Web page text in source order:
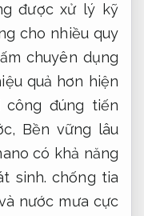
được xử lý kỹ
cho nhiều quy
chuyên dụng
quả hơn hiện
công đúng tiến
Bền vững lâu
có khả năng
sinh. chống tia
nước mưa cực